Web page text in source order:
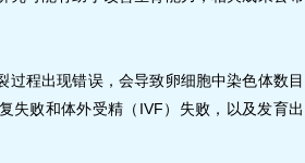
程出现错误，会导致卵细胞中染色体数目
失败和体外受精（IVF）失败，以及发育出